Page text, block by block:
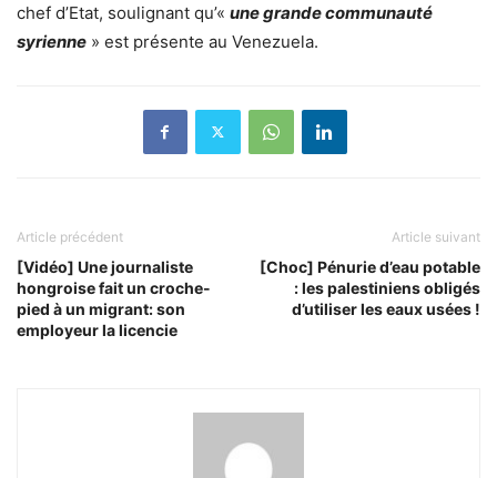
chef d’Etat, soulignant qu’« une grande communauté
syrienne » est présente au Venezuela.
Article précédent
[Vidéo] Une journaliste
hongroise fait un croche-
pied à un migrant: son
employeur la licencie
Article suivant
[Choc] Pénurie d’eau potable
: les palestiniens obligés
d’utiliser les eaux usées !